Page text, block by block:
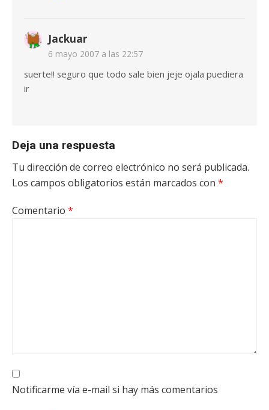
Jackuar
6 mayo 2007 a las 22:57
suerte!! seguro que todo sale bien jeje ojala puediera
ir
Deja una respuesta
Tu dirección de correo electrónico no será publicada.
Los campos obligatorios están marcados con *
Comentario *
Notificarme vía e-mail si hay más comentarios